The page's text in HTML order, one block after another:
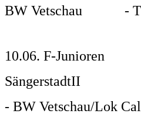
BW Vetschau -
10.06. F-Junioren
SängerstadtII
- BW Vetschau/Lok